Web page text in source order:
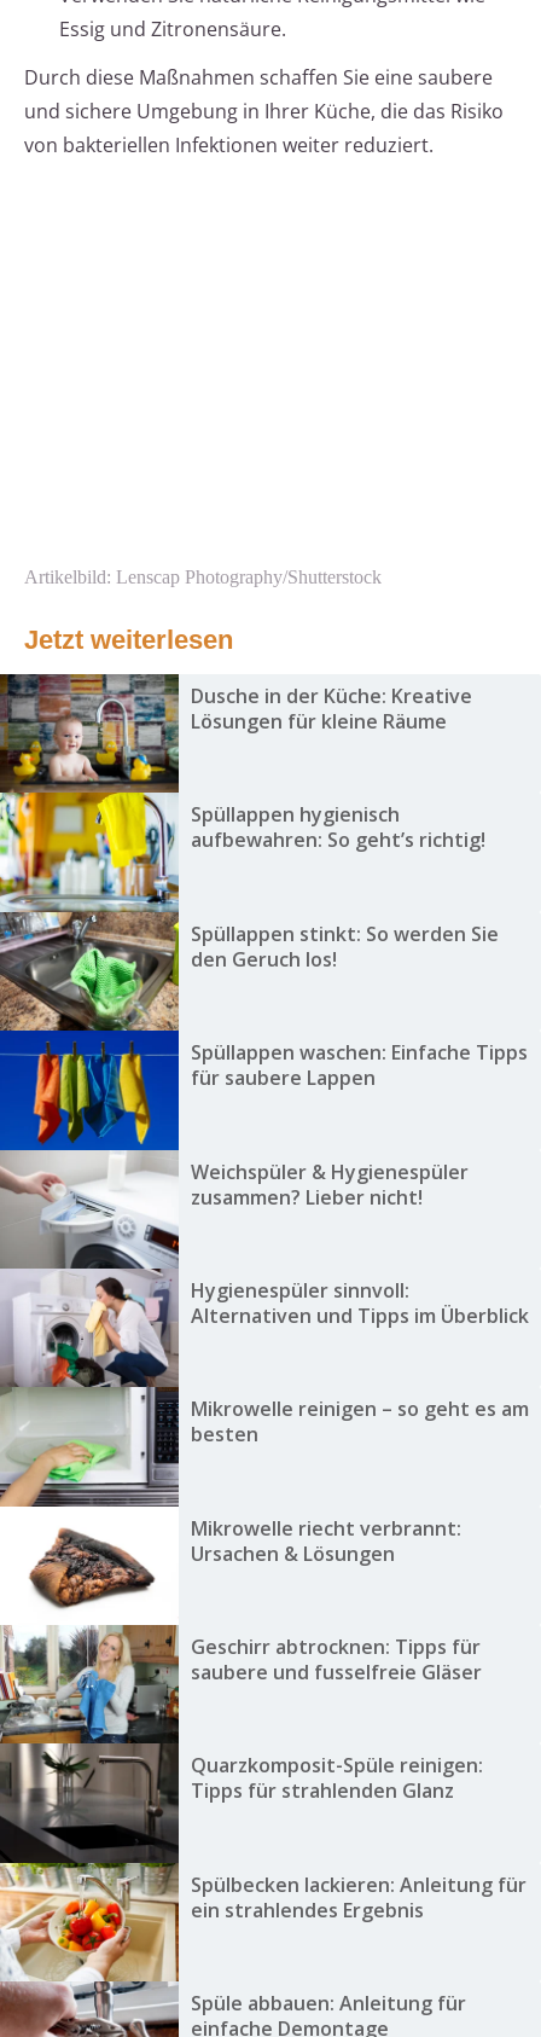
Essig und Zitronensäure.
Durch diese Maßnahmen schaffen Sie eine saubere
und sichere Umgebung in Ihrer Küche, die das Risiko
von bakteriellen Infektionen weiter reduziert.
Artikelbild: Lenscap Photography/Shutterstock
Jetzt weiterlesen
Dusche in der Küche: Kreative
Lösungen für kleine Räume
Spüllappen hygienisch
aufbewahren: So geht’s richtig!
Spüllappen stinkt: So werden Sie
den Geruch los!
Spüllappen waschen: Einfache Tipps
für saubere Lappen
Weichspüler & Hygienespüler
zusammen? Lieber nicht!
Hygienespüler sinnvoll:
Alternativen und Tipps im Überblick
Mikrowelle reinigen – so geht es am
besten
Mikrowelle riecht verbrannt:
Ursachen & Lösungen
Geschirr abtrocknen: Tipps für
saubere und fusselfreie Gläser
Quarzkomposit-Spüle reinigen:
Tipps für strahlenden Glanz
Spülbecken lackieren: Anleitung für
ein strahlendes Ergebnis
Spüle abbauen: Anleitung für
einfache Demontage